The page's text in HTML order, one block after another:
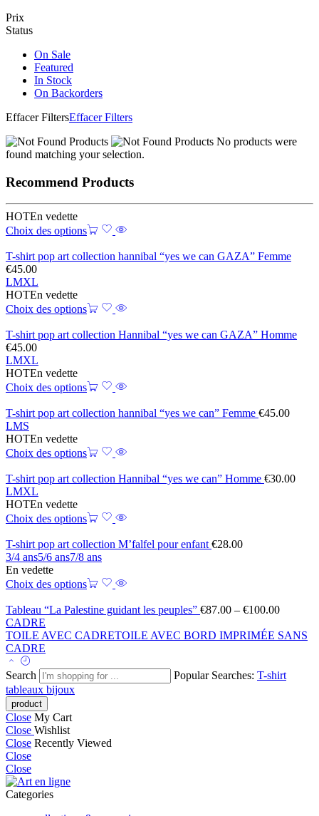
Prix
Status
On Sale
Featured
In Stock
On Backorders
Effacer FiltersEffacer Filters
No products were
found matching your selection.
Recommend Products
HOTEn vedette
Choix des options
T-shirt pop art collection hannibal “yes we can GAZA” Femme
€45.00
LMXL
HOTEn vedette
Choix des options
T-shirt pop art collection Hannibal “yes we can GAZA” Homme
€45.00
LMXL
HOTEn vedette
Choix des options
T-shirt pop art collection hannibal “yes we can” Femme €45.00
LMS
HOTEn vedette
Choix des options
T-shirt pop art collection Hannibal “yes we can” Homme €30.00
LMXL
HOTEn vedette
Choix des options
T-shirt pop art collection M’falfel pour enfant €28.00
3/4 ans5/6 ans7/8 ans
En vedette
Choix des options
Tableau “La Palestine guidant les peuples” €87.00 – €100.00
CADRE
TOILE AVEC CADRETOILE AVEC BORD IMPRIMÉE SANS
CADRE
Search Popular Searches: T-shirt
tableaux bijoux
Close My Cart
Close Wishlist
Close Recently Viewed
Close
Close
Categories